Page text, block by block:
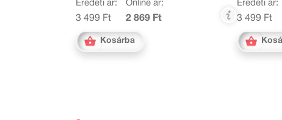
Eredeti ár:
3 499 Ft
Online ár:
2 869 Ft
Kosárba
Eredeti ár:
3 499 Ft